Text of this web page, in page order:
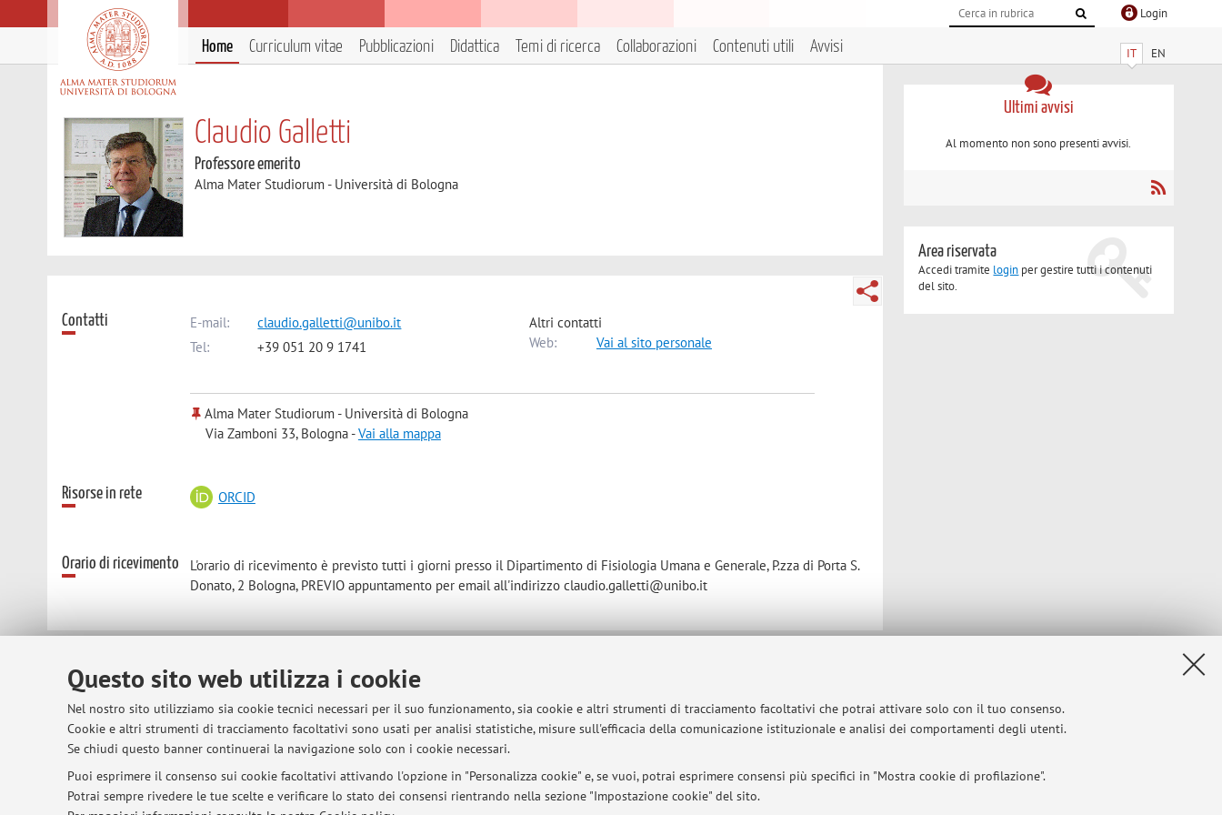
Questo sito web utilizza i cookie
Nel nostro sito utilizziamo sia cookie tecnici necessari per il suo funzionamento, sia cookie e altri strumenti di tracciamento facoltativi che potrai attivare solo con il tuo consenso.
Cookie e altri strumenti di tracciamento facoltativi sono usati per analisi statistiche, misure sull'efficacia della comunicazione istituzionale e analisi dei comportamenti degli utenti.
Se chiudi questo banner continuerai la navigazione solo con i cookie necessari.
Puoi esprimere il consenso sui cookie facoltativi attivando l'opzione in "Personalizza cookie" e, se vuoi, potrai esprimere consensi più specifici in "Mostra cookie di profilazione".
Potrai sempre rivedere le tue scelte e verificare lo stato dei consensi rientrando nella sezione "Impostazione cookie" del sito.
Login
IT EN
Home Curriculum vitae Pubblicazioni Didattica Temi di ricerca Collaborazioni Contenuti utili Avvisi
Claudio Galletti
Professore emerito
Alma Mater Studiorum - Università di Bologna
Contatti E-mail:
claudio.galletti@unibo.it
Tel:
+39 051 20 9 1741
Altri contatti
Web:
Vai al sito personale
Alma Mater Studiorum - Università di Bologna
Via Zamboni 33, Bologna -Vai alla mappa
Risorse in rete ORCID
Orario di ricevimento
L'orario di ricevimento è previsto tutti i giorni presso il Dipartimento di Fisiologia Umana e Generale, P.zza di Porta S.
Donato, 2 Bologna, PREVIO appuntamento per email all'indirizzo claudio.galletti@unibo.it
Ultimi avvisi
Al momento non sono presenti avvisi.
Area riservata
Accedi tramite login per gestire tutti i contenuti
del sito.
© 2026 - ALMA MATER STUDIORUM - Università di Bologna - Via Zamboni, 33 - 40126 Bologna - Partita IVA: 01131710376